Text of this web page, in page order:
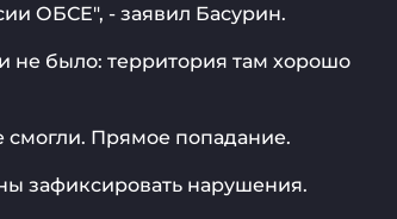
ОБСЕ", - заявил Басурин.
не было: территория там хорошо
смогли. Прямое попадание.
зафиксировать нарушения.